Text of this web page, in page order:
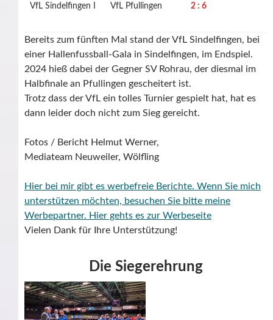
VfL Sindelfingen I VfL Pfullingen 2 : 6
Bereits zum fünften Mal stand der VfL Sindelfingen, bei
einer Hallenfussball-Gala in Sindelfingen, im Endspiel.
2024 hieß dabei der Gegner SV Rohrau, der diesmal im
Halbfinale an Pfullingen gescheitert ist.
Trotz dass der VfL ein tolles Turnier gespielt hat, hat es
dann leider doch nicht zum Sieg gereicht.
Fotos / Bericht Helmut Werner,
Mediateam Neuweiler, Wölfling
Hier bei mir gibt es werbefreie Berichte. Wenn Sie mich
unterstützen möchten, besuchen Sie bitte meine
Werbepartner. Hier gehts es zur Werbeseite
Vielen Dank für Ihre Unterstützung!
Die Siegerehrung